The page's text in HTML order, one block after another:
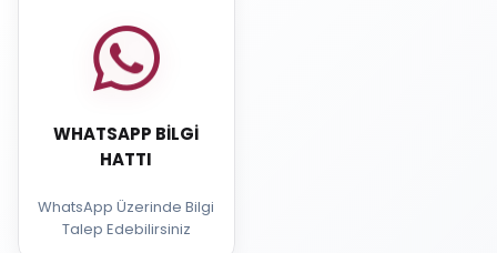
WHATSAPP BILGI
HATTI
WhatsApp Üzerinde Bilgi
Talep Edebilirsiniz